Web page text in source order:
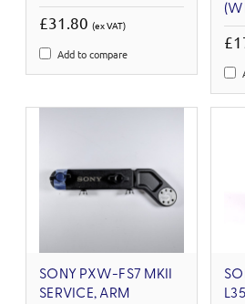
£31.80 (ex VAT)
Add to compare
SONY PXW-FS7 MKII
SERVICE, ARM